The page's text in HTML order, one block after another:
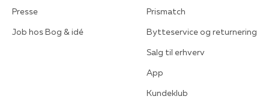
Presse
Job hos Bog & idé
Prismatch
Bytteservice og returnering
Salg til erhverv
App
Kundeklub